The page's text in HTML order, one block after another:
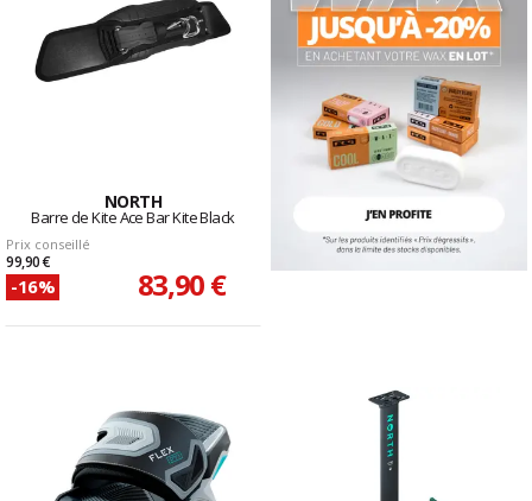
NORTH
Barre de Kite Ace Bar Kite Black
Prix conseillé
99,90 €
-16% 83,90 €